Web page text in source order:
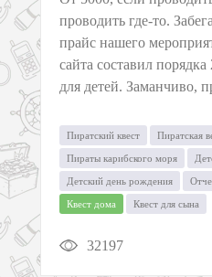
проводить где-то.
прайс нашего
сайта составил
для детей. Заманчиво,
Пиратский квест Пиратская
Пираты карибского моря
Детский день рождения
Квест дома Квест для сына
32197